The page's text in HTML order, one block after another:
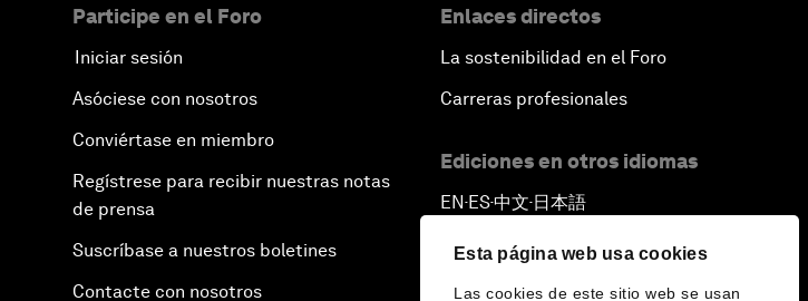
Esta página web usa cookies
Las cookies de este sitio web se usan
Participe en el Foro
Iniciar sesión
Asóciese con nosotros
Conviértase en miembro
Regístrese para recibir nuestras notas
de prensa
Suscríbase a nuestros boletines
Contacte con nosotros
Enlaces directos
La sostenibilidad en el Foro
Carreras profesionales
Ediciones en otros idiomas
EN ▪ES▪中文▪ 日本語